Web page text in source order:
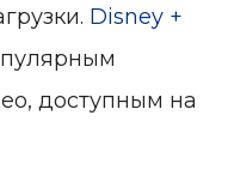
Disney +
доступным на